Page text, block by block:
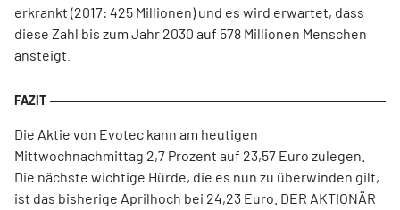
erkrankt (2017: 425 Millionen) und es wird erwartet, dass
diese Zahl bis zum Jahr 2030 auf 578 Millionen Menschen
ansteigt.
Die Aktie von Evotec kann am heutigen
Mittwochnachmittag 2,7 Prozent auf 23,57 Euro zulegen.
Die nächste wichtige Hürde, die es nun zu überwinden gilt,
ist das bisherige Aprilhoch bei 24,23 Euro. DER AKTIONÄR